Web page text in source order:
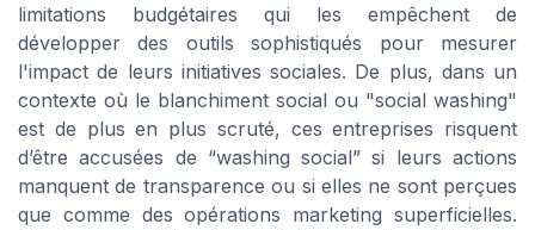
limitations budgétaires qui les empêchent de
développer des outils sophistiqués pour mesurer
l'impact de leurs initiatives sociales. De plus, dans un
contexte où le blanchiment social ou "social washing"
est de plus en plus scruté, ces entreprises risquent
d’être accusées de “washing social” si leurs actions
manquent de transparence ou si elles ne sont perçues
que comme des opérations marketing superficielles.